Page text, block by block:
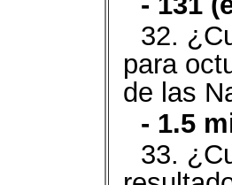
32.
para
de las
- 1.5
33.